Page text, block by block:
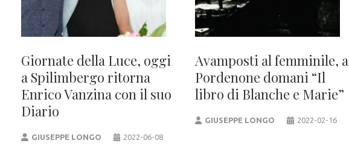
Giornate della Luce, oggi
a Spilimbergo ritorna
Enrico Vanzina con il suo
Diario
GIUSEPPE LONGO 2022-06-08
Avamposti al femminile, a
Pordenone domani “Il
libro di Blanche e Marie”
GIUSEPPE LONGO 2022-02-16